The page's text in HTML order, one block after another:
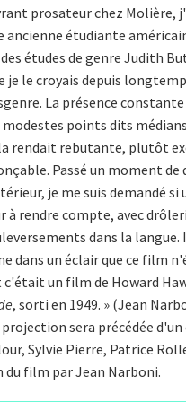
prosateur chez Molière,
ancienne étudiante
études de genre Judith
je le croyais depuis
La présence constante
points dits
rendait rebutante, plutôt
Passé un moment de
je me suis demandé si
à rendre compte, avec
dans la
dans un éclair que ce film
c'était un film de Howard
, sorti en 1949. » (Jean
projection sera précédée d'un
Sylvie Pierre, Patrice
film par Jean Narboni.